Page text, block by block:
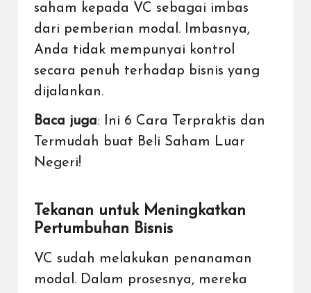
saham kepada VC sebagai imbas
dari pemberian modal. Imbasnya,
Anda tidak mempunyai kontrol
secara penuh terhadap bisnis yang
dijalankan.
Baca juga:
Ini 6 Cara Terpraktis dan
Termudah buat Beli Saham Luar
Negeri!
Tekanan untuk Meningkatkan
Pertumbuhan Bisnis
VC sudah melakukan penanaman
modal. Dalam prosesnya, mereka